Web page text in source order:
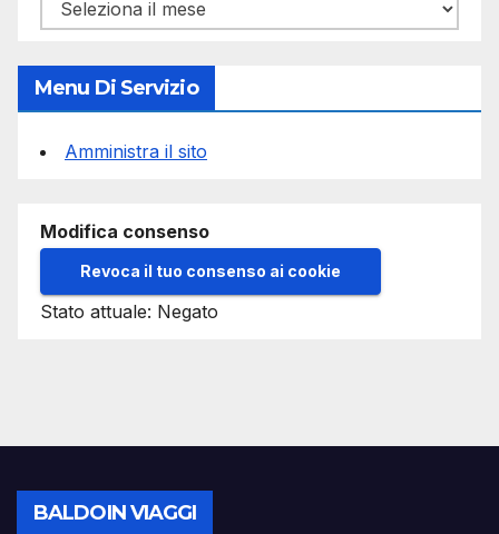
Menu Di Servizio
Amministra il sito
Modifica consenso
Revoca il tuo consenso ai cookie
Stato attuale: Negato
BALDOIN VIAGGI